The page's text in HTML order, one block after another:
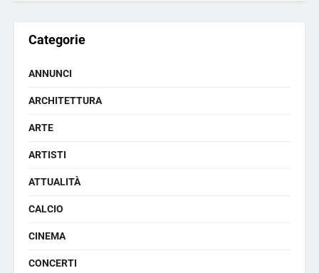
Categorie
ANNUNCI
ARCHITETTURA
ARTE
ARTISTI
ATTUALITÀ
CALCIO
CINEMA
CONCERTI